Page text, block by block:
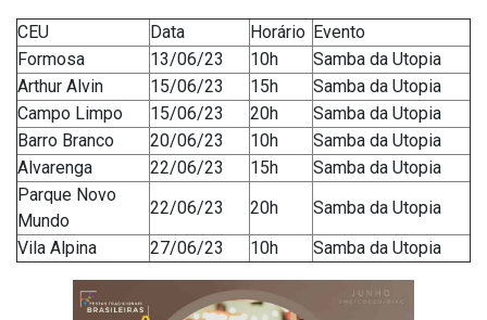
CEU Data Horário Evento
Formosa
13/06/23 10h
Samba da Utopia
Arthur Alvin
15/06/23 15h
Samba da Utopia
Campo Limpo
15/06/23 20h
Samba da Utopia
Barro Branco
20/06/23 10h
Samba da Utopia
Alvarenga
22/06/23 15h
Samba da Utopia
Parque Novo
Mundo
22/06/23 20h
Samba da Utopia
Vila Alpina
27/06/23 10h Samba da Utopia